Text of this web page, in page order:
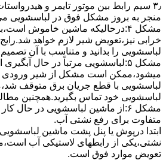
۳٫ ﺳﯿﻢ راﺑﻂ ﺑﯿﻦ ﻣﻮﺗﻮر ﺗﺎﯾﻤﺮ و
ﻣﻨﺠﺮ ﺑﻪ ﺑﺮوز مشکل ﻓﻮق در لباسشویی
مشکل ۴:درحالیکه ﻣﺎﺷﯿﻦ ﺧﺎﻣﻮش
خرابی نیز،تعویض شیر لازم خواهد
لباسشویی را بدانید و متناسب با آن تصمیم
مشکل ۵:لباسشویی مرتباً در ﺣﺎل
میشود،ممکن است مشکل از شیر ورودی
لباسشویی با قطع جریان برق متوقف
لباسشویی خود تماس بگیرید.همچنین
مشکل ۶:از ﻣﺎﺷﯿﻦ لباسشویی در
متفاوت برای رفع نشتی آب.
ابتدا درپوش یا پنل ﭘﺸﺖ ﻣﺎﺷﯿﻦ
نشتی،ﯾﮑﯽ از رابطهای ﻻﺳﺘﯿﮑﯽ آب
ﺗﻌﻮﯾﺾ ﻣﻮارد ﻓﻮق اﺳﺖ.